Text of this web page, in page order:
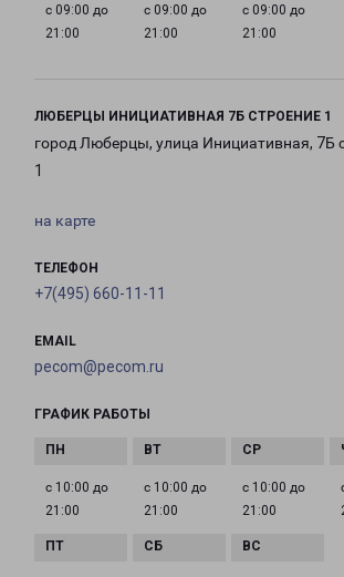
с 09:00 до
21:00
с 09:00 до
21:00
с 09:00 до
21:00
ЛЮБЕРЦЫ ИНИЦИАТИВНАЯ 7Б СТРОЕНИЕ 1
город Люберцы, улица Инициативная, 7Б
1
на карте
ТЕЛЕФОН
+7(495) 660-11-11
EMAIL
pecom@pecom.ru
ГРАФИК РАБОТЫ
с 10:00 до
21:00
с 10:00 до
21:00
с 10:00 до
21:00